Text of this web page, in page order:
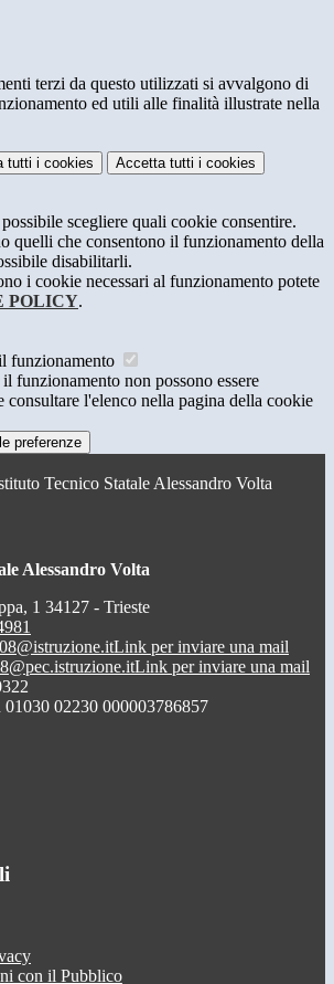
terzi da questo utilizzati si avvalgono di
ed utili alle finalità illustrate nella
tutti i cookies Accetta tutti i cookies
scegliere quali cookie consentire.
quelli che consentono il funzionamento della
disabilitarli.
i cookie necessari al funzionamento potete
POLICY.
funzionamento
funzionamento non possono essere
consultare l'elenco nella pagina della cookie
preferenze
Tecnico Statale Alessandro Volta
Alessandro Volta
1 34127 - Trieste
Link per inviare una mail
Link per inviare una mail
02230 000003786857
con il Pubblico